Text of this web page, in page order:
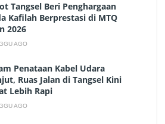
Tangsel Beri Penghargaan
Kafilah Berprestasi di MTQ
2026
AGO
Penataan Kabel Udara
Ruas Jalan di Tangsel Kini
Lebih Rapi
AGO